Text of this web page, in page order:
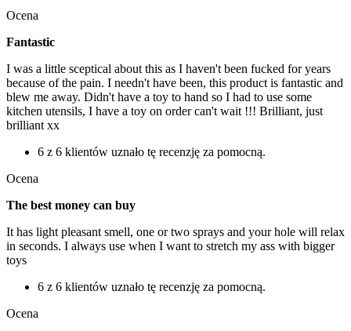
Ocena
Fantastic
I was a little sceptical about this as I haven't been fucked for years
because of the pain. I needn't have been, this product is fantastic and
blew me away. Didn't have a toy to hand so I had to use some
kitchen utensils, I have a toy on order can't wait !!! Brilliant, just
brilliant xx
6 z 6 klientów uznało tę recenzję za pomocną.
Ocena
The best money can buy
It has light pleasant smell, one or two sprays and your hole will relax
in seconds. I always use when I want to stretch my ass with bigger
toys
6 z 6 klientów uznało tę recenzję za pomocną.
Ocena